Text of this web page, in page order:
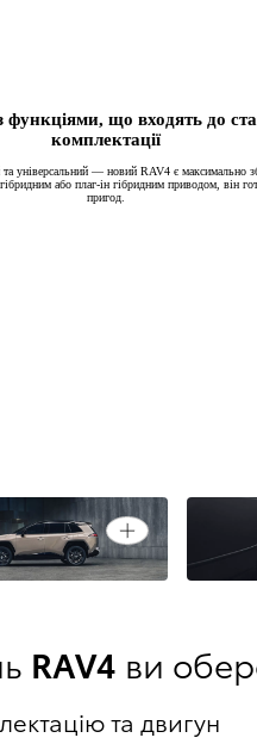
функціями, що входять до
комплектації
та універсальний — новий RAV4 є максимально
або плаг-ін гібридним приводом, він
пригод.
Відкрити
під вас
RAV4 ви
та двигун